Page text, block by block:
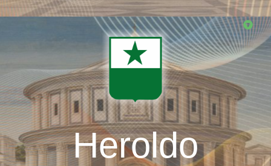
Skip
Heroldo